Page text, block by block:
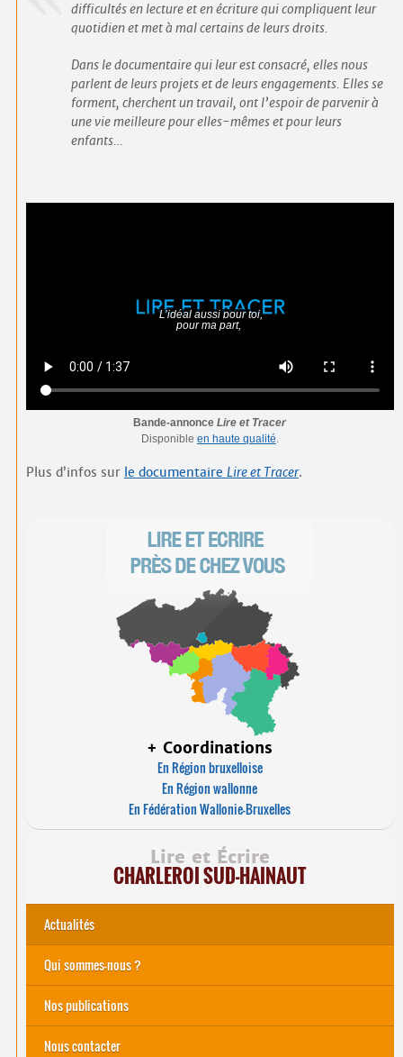
difficultés en lecture et en écriture qui compliquent leur
quotidien et met à mal certains de leurs droits.
Dans le documentaire qui leur est consacré, elles nous
parlent de leurs projets et de leurs engagements. Elles se
forment, cherchent un travail, ont l’espoir de parvenir à
une vie meilleure pour elles-mêmes et pour leurs
enfants…
Bande-annonceLire et Tracer
Disponible en haute qualité.
Plus d’infos sur le documentaire Lire et Tracer.
+ Coordinations
En Région bruxelloise
En Région wallonne
En Fédération Wallonie-Bruxelles
Lire et Écrire
CHARLEROI SUD-HAINAUT
Actualités
Qui sommes-nous ?
Nos actions
Nos publications
Nous contacter